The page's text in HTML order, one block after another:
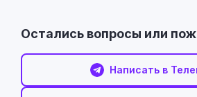
Остались вопросы или
Написать в